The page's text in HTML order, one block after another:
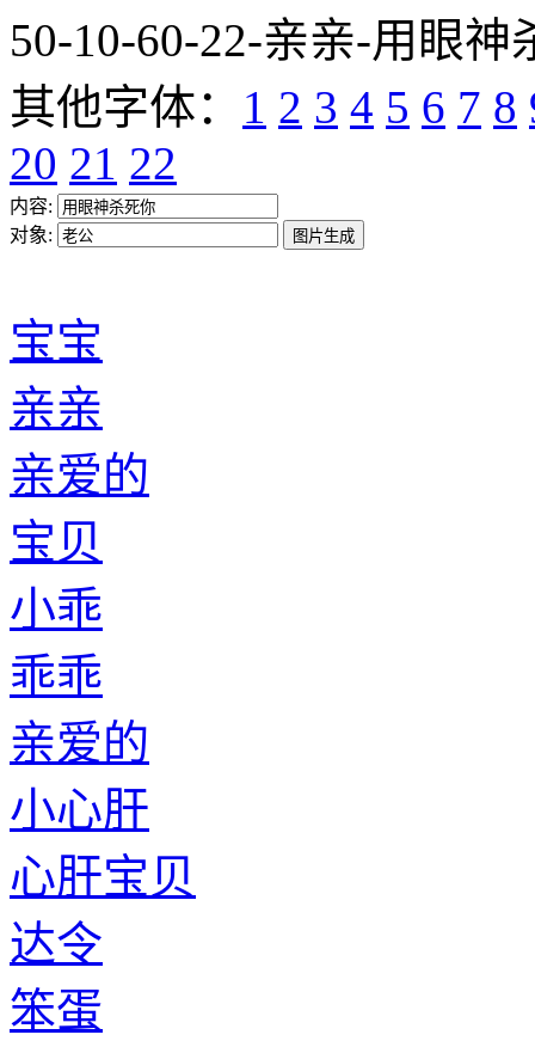
50-10-60-22-亲亲-用眼神
其他字体： 1 2 3 4 5 6 7 8
20 21 22
内容:
对象:
宝宝
亲亲
亲爱的
宝贝
小乖
乖乖
亲爱的
小心肝
心肝宝贝
达令
笨蛋